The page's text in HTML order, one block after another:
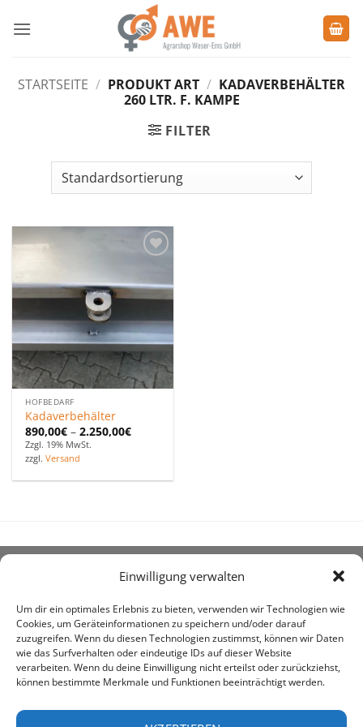
Einwilligung verwalten
Um dir ein optimales Erlebnis zu bieten, verwenden wir Technologien wie
Cookies, um Geräteinformationen zu speichern und/oder darauf
zuzugreifen. Wenn du diesen Technologien zustimmst, können wir Daten
wie das Surfverhalten oder eindeutige IDs auf dieser Website
verarbeiten. Wenn du deine Einwilligung nicht erteilst oder zurückziehst,
können bestimmte Merkmale und Funktionen beeinträchtigt werden.
Inhalt
STARTSEITE / PRODUKT ART / KADAVERBEHÄLTER
260 LTR. F. KAMPE
FILTER
hinzufügen
HOFBEDARF
Kadaverbehälter
890,00€ –2.250,00€
Zzgl. 19% MwSt.
zzgl.Versand
um den Kauf landwirtschaftlicher Bedarfsartikel geht.